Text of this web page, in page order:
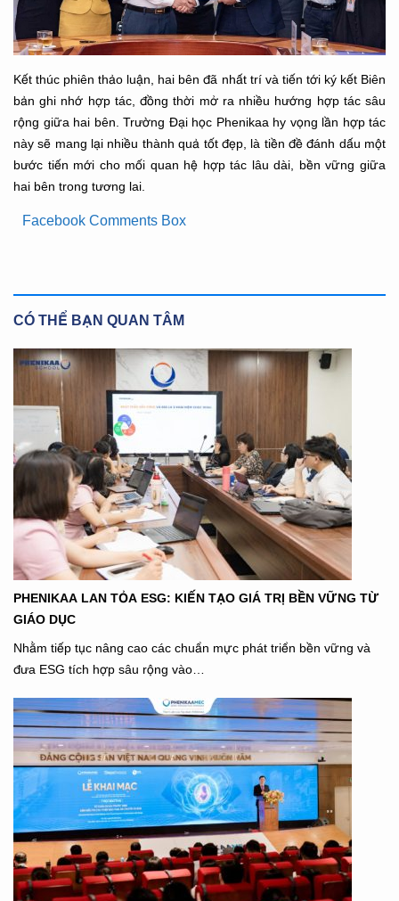
Kết thúc phiên thảo luận, hai bên đã nhất trí và tiến tới ký kết Biên
bản ghi nhớ hợp tác, đồng thời mở ra nhiều hướng hợp tác sâu
rộng giữa hai bên. Trường Đại học Phenikaa hy vọng lần hợp tác
này sẽ mang lại nhiều thành quả tốt đẹp, là tiền đề đánh dấu một
bước tiến mới cho mối quan hệ hợp tác lâu dài, bền vững giữa
hai bên trong tương lai.
Facebook Comments Box
CÓ THỂ BẠN QUAN TÂM
PHENIKAA LAN TỎA ESG: KIẾN TẠO GIÁ TRỊ BỀN VỮNG TỪ
GIÁO DỤC
Nhằm tiếp tục nâng cao các chuẩn mực phát triển bền vững và
đưa ESG tích hợp sâu rộng vào…